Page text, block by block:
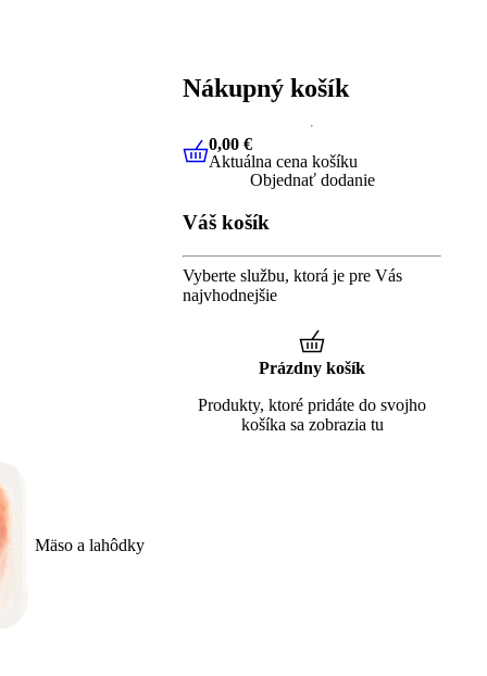
Mäso a lahôdky
Nákupný košík
0,00 €Aktuálna cena košíku
0,00 €
Aktuálna cena košíku
Objednať dodanie
Váš košík
Vyberte službu, ktorá je pre Vás
najvhodnejšie
Prázdny košík
Produkty, ktoré pridáte do svojho
košíka sa zobrazia tu